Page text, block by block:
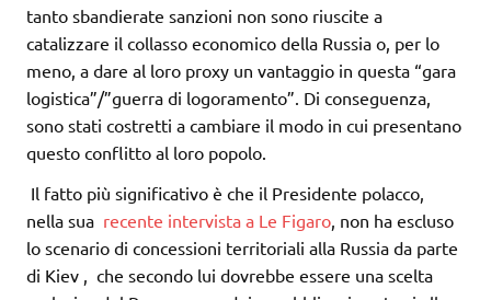
tanto sbandierate sanzioni non sono riuscite a
catalizzare il collasso economico della Russia o, per lo
meno, a dare al loro proxy un vantaggio in questa “gara
logistica”/”guerra di logoramento”. Di conseguenza,
sono stati costretti a cambiare il modo in cui presentano
questo conflitto al loro popolo.
Il fatto più significativo è che il Presidente polacco,
nella sua recente intervista a Le Figaro , non ha escluso
lo scenario di concessioni territoriali alla Russia da parte
di Kiev
, che secondo lui dovrebbe essere una scelta